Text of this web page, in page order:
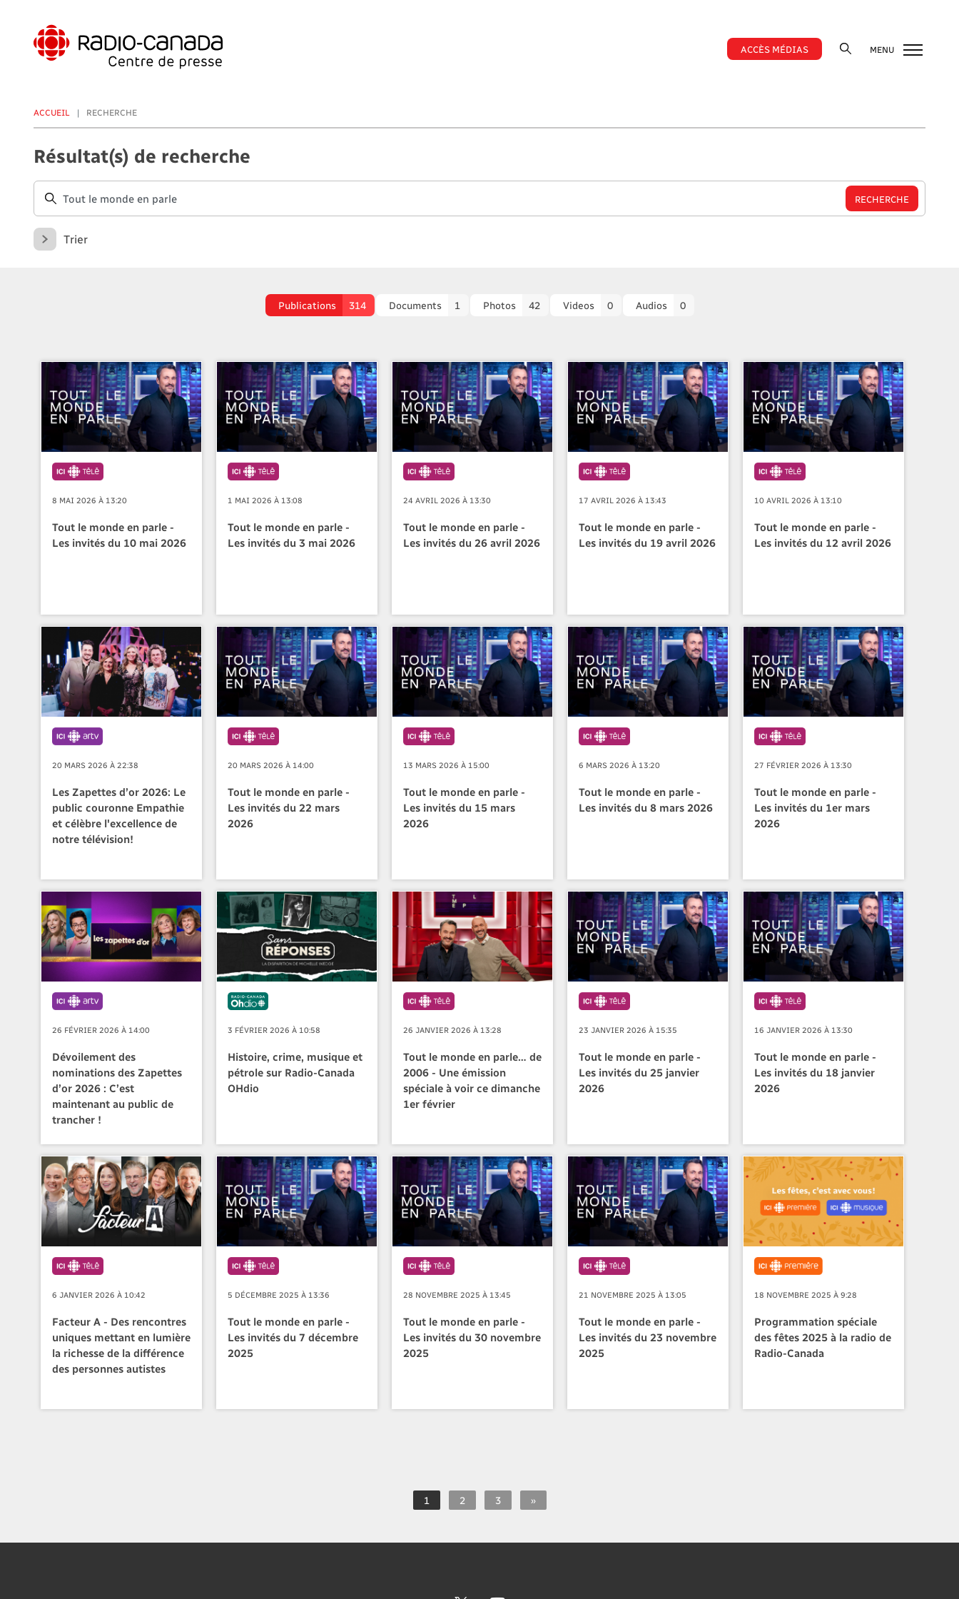
contenu
principal
ACCÈS MÉDIAS MENU
ACCUEIL RECHERCHE
Résultat(s) de recherche
Trier
Publications 314 Documents 1 Photos 42 Videos 0 Audios 0
8 MAI 2026 À 13:20
Tout le monde en parle -
Les invités du 10 mai 2026
1 MAI 2026 À 13:08
Tout le monde en parle -
Les invités du 3 mai 2026
24 AVRIL 2026 À 13:30
Tout le monde en parle -
Les invités du 26 avril 2026
17 AVRIL 2026 À 13:43
Tout le monde en parle -
Les invités du 19 avril 2026
10 AVRIL 2026 À 13:10
Tout le monde en parle -
Les invités du 12 avril 2026
20 MARS 2026 À 22:38
Les Zapettes d’or 2026: Le
public couronne Empathie
et célèbre l'excellence de
notre télévision!
20 MARS 2026 À 14:00
Tout le monde en parle -
Les invités du 22 mars
2026
13 MARS 2026 À 15:00
Tout le monde en parle -
Les invités du 15 mars
2026
6 MARS 2026 À 13:20
Tout le monde en parle -
Les invités du 8 mars 2026
27 FÉVRIER 2026 À 13:30
Tout le monde en parle -
Les invités du 1er mars
2026
26 FÉVRIER 2026 À 14:00
Dévoilement des
nominations des Zapettes
d’or 2026 : C’est
maintenant au public de
trancher !
3 FÉVRIER 2026 À 10:58
Histoire, crime, musique et
pétrole sur Radio-Canada
OHdio
26 JANVIER 2026 À 13:28
Tout le monde en parle… de
2006 - Une émission
spéciale à voir ce dimanche
1er février
23 JANVIER 2026 À 15:35
Tout le monde en parle -
Les invités du 25 janvier
2026
16 JANVIER 2026 À 13:30
Tout le monde en parle -
Les invités du 18 janvier
2026
6 JANVIER 2026 À 10:42
Facteur A - Des rencontres
uniques mettant en lumière
la richesse de la différence
des personnes autistes
5 DÉCEMBRE 2025 À 13:36
Tout le monde en parle -
Les invités du 7 décembre
2025
28 NOVEMBRE 2025 À 13:45
Tout le monde en parle -
Les invités du 30 novembre
2025
21 NOVEMBRE 2025 À 13:05
Tout le monde en parle -
Les invités du 23 novembre
2025
18 NOVEMBRE 2025 À 9:28
Programmation spéciale
des fêtes 2025 à la radio de
Radio-Canada
1 2 3 »